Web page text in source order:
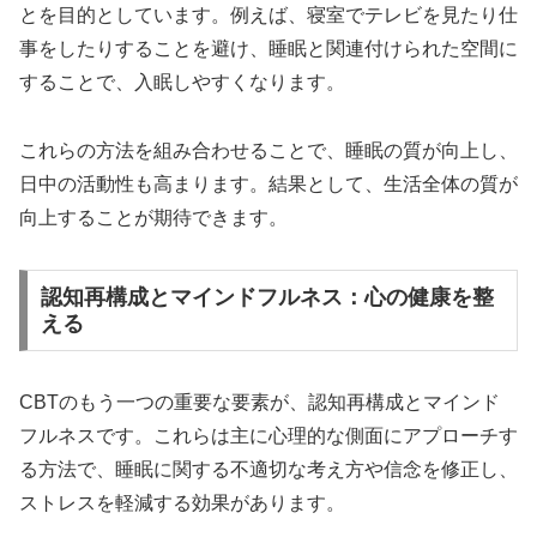
とを目的としています。例えば、寝室でテレビを見たり仕
事をしたりすることを避け、睡眠と関連付けられた空間に
することで、入眠しやすくなります。
これらの方法を組み合わせることで、睡眠の質が向上し、
日中の活動性も高まります。結果として、生活全体の質が
向上することが期待できます。
認知再構成とマインドフルネス：心の健康を整
える
CBTのもう一つの重要な要素が、認知再構成とマインド
フルネスです。これらは主に心理的な側面にアプローチす
る方法で、睡眠に関する不適切な考え方や信念を修正し、
ストレスを軽減する効果があります。